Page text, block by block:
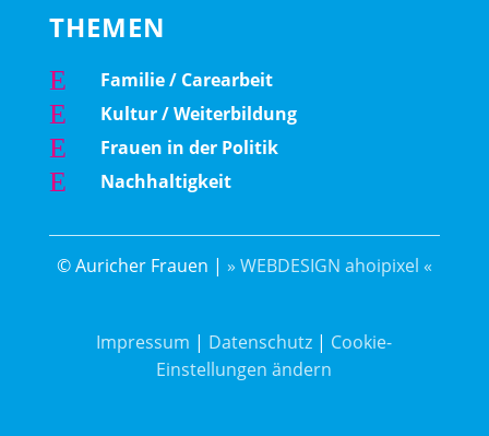
THEMEN
E Familie / Carearbeit
E Kultur / Weiterbildung
E Frauen in der Politik
E Nachhaltigkeit
© Auricher Frauen | » WEBDESIGN ahoipixel «
Impressum | Datenschutz | Cookie-
Einstellungen ändern